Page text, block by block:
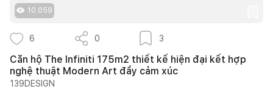
10.059
6 0 3
Căn hộ The Infiniti 175m2 thiết kế hiện đại kết hợp
nghệ thuật Modern Art đầy cảm xúc
139DESIGN